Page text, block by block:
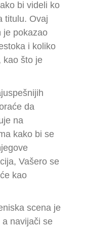
bi videli ko
titulu. Ovaj
je pokazao
i koliko
kao što je
da
na
kako bi se
Vašero se
kao
scena je
navijači se